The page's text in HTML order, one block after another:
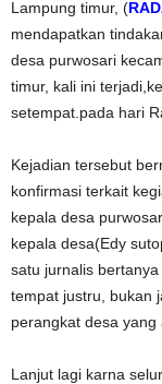
Lampung timur, (
mendapatkan
desa purwosari
timur, kali ini
setempat.pada hari
Kejadian tersebut
konfirmasi terkait
kepala desa
kepala desa(Edy
satu jurnalis
tempat justru, bukan
perangkat desa
Lanjut lagi karna